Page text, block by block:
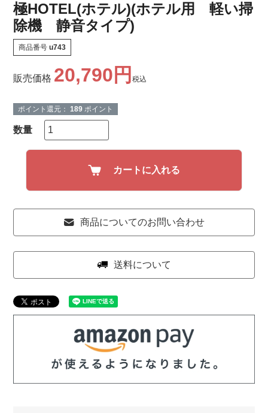
極HOTEL(ホテル)(ホテル用 軽い掃
除機 静音タイプ)
商品番号 u743
販売価格 20,790 税込
ポイント還元： 189 ポイント
カートに入れる
商品についてのお問い合わせ
送料について